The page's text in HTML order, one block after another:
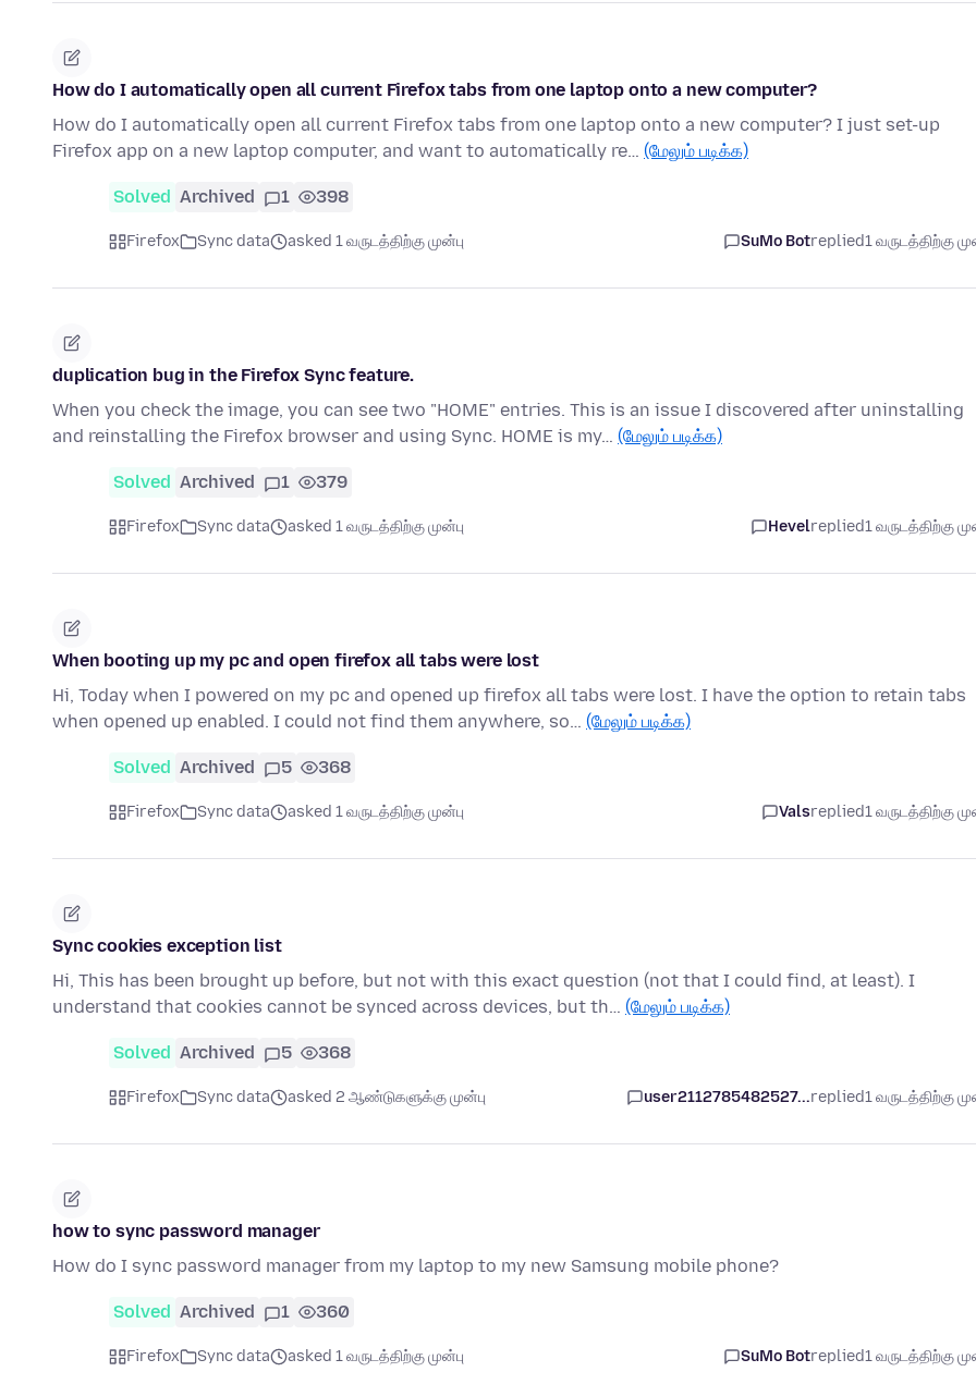
How do I automatically open all current Firefox tabs from one laptop onto a new computer?
How do I automatically open all current Firefox tabs from one laptop onto a new computer? I just set-up
Firefox app on a new laptop computer, and want to automatically re… (மேலும் படிக்க)
Solved Archived 1 398
Firefox Sync data asked 1 வருடத்திற்கு முன்பு SuMo Botreplied1 வருடத்திற்கு
duplication bug in the Firefox Sync feature.
When you check the image, you can see two "HOME" entries. This is an issue I discovered after uninstalling
and reinstalling the Firefox browser and using Sync. HOME is my… (மேலும் படிக்க)
Solved Archived 1 379
Firefox Sync data asked 1 வருடத்திற்கு முன்பு Hevelreplied1 வருடத்திற்கு
When booting up my pc and open firefox all tabs were lost
Hi, Today when I powered on my pc and opened up firefox all tabs were lost. I have the option to retain tabs
when opened up enabled. I could not find them anywhere, so… (மேலும் படிக்க)
Solved Archived 5 368
Firefox Sync data asked 1 வருடத்திற்கு முன்பு Valsreplied1 வருடத்திற்கு
Sync cookies exception list
Hi, This has been brought up before, but not with this exact question (not that I could find, at least). I
understand that cookies cannot be synced across devices, but th… (மேலும் படிக்க)
Solved Archived 5 368
Firefox Sync data asked 2 ஆண்டுகளுக்கு முன்பு user2112785482527...replied1 வருடத்திற்கு
how to sync password manager
How do I sync password manager from my laptop to my new Samsung mobile phone?
Solved Archived 1 360
Firefox Sync data asked 1 வருடத்திற்கு முன்பு SuMo Botreplied1 வருடத்திற்கு